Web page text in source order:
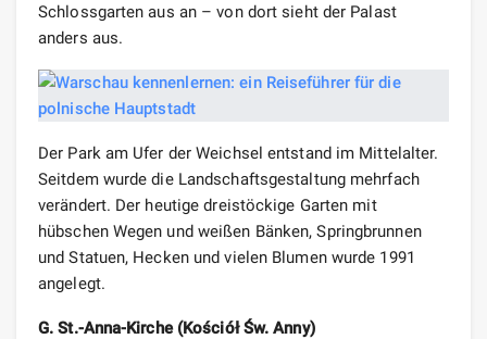
Schlossgarten aus an – von dort sieht der Palast
anders aus.
Der Park am Ufer der Weichsel entstand im Mittelalter.
Seitdem wurde die Landschaftsgestaltung mehrfach
verändert. Der heutige dreistöckige Garten mit
hübschen Wegen und weißen Bänken, Springbrunnen
und Statuen, Hecken und vielen Blumen wurde 1991
angelegt.
G. St.-Anna-Kirche (Kościół Św. Anny)